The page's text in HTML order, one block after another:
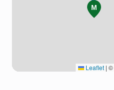
M
Leaflet | ©